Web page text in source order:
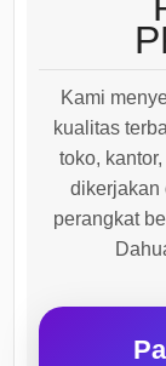
Kami
kualitas
toko,
dikerjakan
perangkat